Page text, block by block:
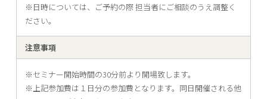
※日時については、ご予約の際 担当者にご相談のうえ調整く
ださい。
注意事項
※セミナー開始時間の30分前より開場致します。
※上記参加費は１日分の参加費となります。同日開催される他